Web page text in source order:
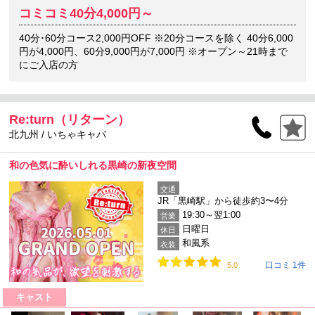
コミコミ40分4,000円～
40分･60分コース2,000円OFF ※20分コースを除く 40分6,000
円が4,000円、60分9,000円が7,000円 ※オープン～21時まで
にご入店の方
Re:turn（リターン）
北九州 / いちゃキャバ
和の色気に酔いしれる黒崎の新夜空間
交通
JR「黒崎駅」から徒歩約3〜4分
営業 19:30～翌1:00
休日 日曜日
衣装 和風系
5.0 口コミ 1件
キャスト